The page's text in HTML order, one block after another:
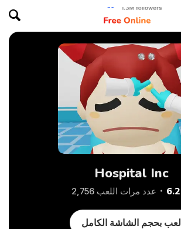
Hospital Inc
6.2 عدد مرات اللعب 2,756
لعب بحجم الشاشة الكامل